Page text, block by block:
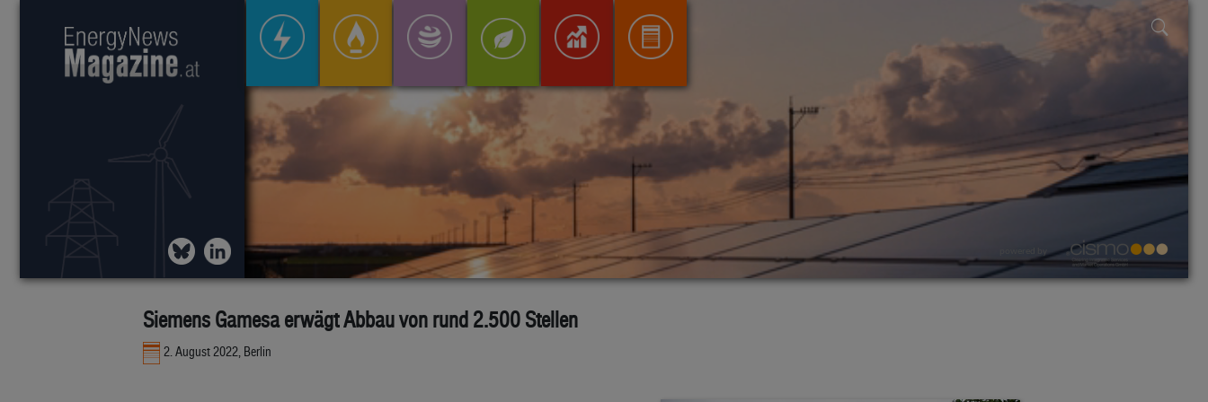
Siemens Gamesa erwägt Abbau von rund 2.500 Stellen
2. August 2022, Berlin